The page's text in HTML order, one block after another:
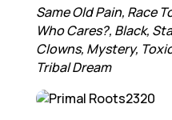
Same Old Pain, Race
Who Cares?, Black,
Clowns, Mystery,
Tribal Dream